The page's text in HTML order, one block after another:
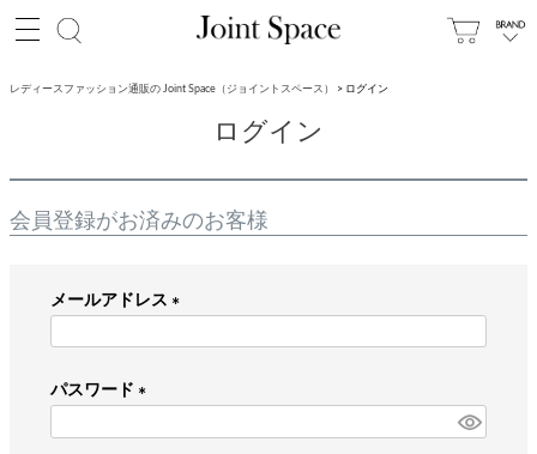
レディースファッション通販の Joint Space（ジョイントスペース） ログイン
ログイン
会員登録がお済みのお客様
メールアドレス
パスワード